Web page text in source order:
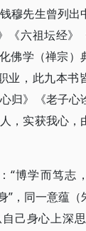
穆先生曾列出
六祖坛经》
佛学（禅宗）
业，此九本书
归》《老子心
，实获我心，
“博学而笃志
”，同一意蕴
己身心上深